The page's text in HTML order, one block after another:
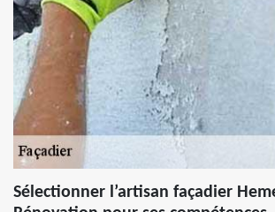
Sélectionner l’artisan façadier